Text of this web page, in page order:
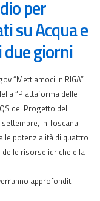
per
su Acqua e
giorni
“Mettiamoci in RIGA”
“Piattaforma delle
del Progetto del
in Toscana
le potenzialità di quattro
risorse idriche e la
approfonditi